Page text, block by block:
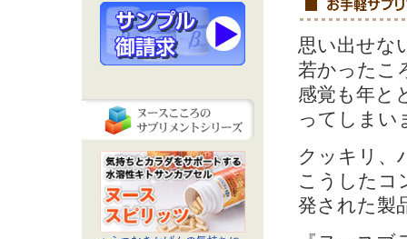
思い出せ
若かったこ
感覚も年と
ってしまい
クッキリ、
こうしたコ
発された製